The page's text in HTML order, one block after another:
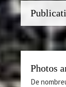
Photos
De